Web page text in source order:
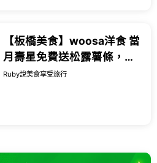
【板橋美食】woosa洋食 當
月壽星免費送松露薯條，必
點雲朵鬆餅，甜點比主餐更
Ruby說美食享受旅行